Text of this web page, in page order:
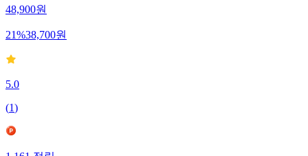
48,900원
21%38,700원
5.0
(1)